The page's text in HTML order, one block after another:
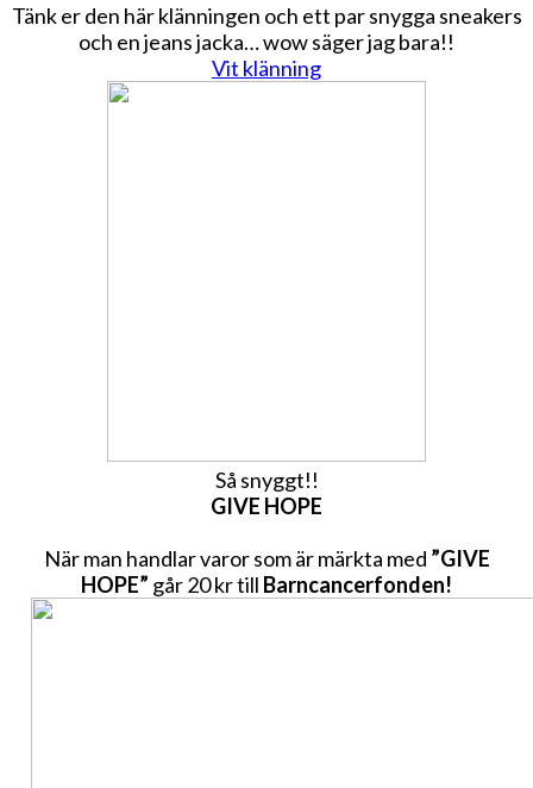
Tänk er den här klänningen och ett par snygga sneakers
och en jeans jacka… wow säger jag bara!!
Vit klänning
Så snyggt!!
GIVE HOPE
När man handlar varor som är märkta med ”GIVE
HOPE” går 20 kr till Barncancerfonden!